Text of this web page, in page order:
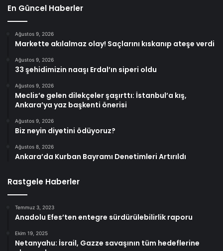
En Güncel Haberler
Ağustos 9, 2026
Markette akılalmaz olay! Saçlarını kıskanıp ateşe verdi
Ağustos 9, 2026
33 şehidimizin naaşı Erdal’ın siperi oldu
Ağustos 9, 2026
Meclis’e gelen dilekçeler şaşırttı: İstanbul’a kış,
Ankara’ya yaz başkenti önerisi
Ağustos 9, 2026
Biz neyin diyetini ödüyoruz?
Ağustos 8, 2026
Ankara’da Kurban Bayramı Denetimleri Artırıldı
Rastgele Haberler
Temmuz 3, 2023
Anadolu Efes’ten entegre sürdürülebilirlik raporu
Ekim 19, 2025
Netanyahu: İsrail, Gazze savaşının tüm hedeflerine